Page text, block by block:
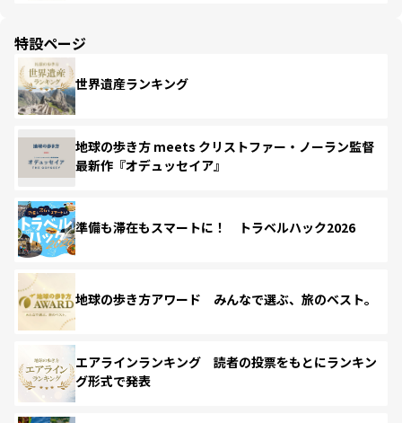
特設ページ
世界遺産ランキング
地球の歩き方 meets クリストファー・ノーラン監督
最新作『オデュッセイア』
準備も滞在もスマートに！ トラベルハック2026
地球の歩き方アワード みんなで選ぶ、旅のベスト。
エアラインランキング 読者の投票をもとにランキン
グ形式で発表